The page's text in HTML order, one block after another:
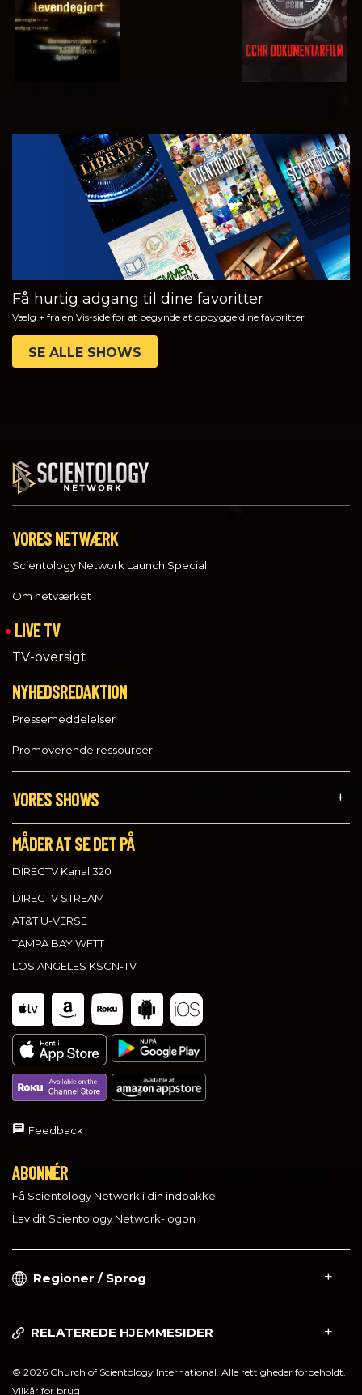
SE
UDFORSK
SERIEN
Få hurtig adgang til dine favoritter
Vælg + fra en Vis-side for at begynde at opbygge dine favoritter
SE ALLE SHOWS
VORES NETWÆRK
Scientology Network Launch Special
Om netværket
LIVE TV
TV-oversigt
NYHEDSREDAKTION
Pressemeddelelser
Promoverende ressourcer
VORES SHOWS
MÅDER AT SE DET PÅ
DIRECTV Kanal 320
DIRECTV STREAM
AT&T U-VERSE
TAMPA BAY WFTT
LOS ANGELES KSCN-TV
Feedback
ABONNÉR
Få Scientology Network i din indbakke
Lav dit Scientology Network-logon
Regioner / Sprog
RELATEREDE HJEMMESIDER
© 2026 Church of Scientology International. Alle rettigheder forbeholdt.
Vilkår for brug